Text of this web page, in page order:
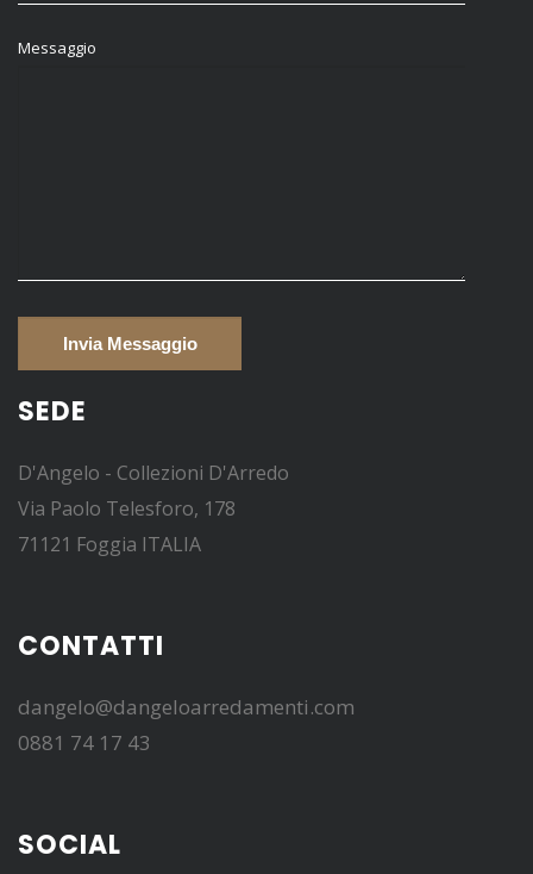
Messaggio
SEDE
D'Angelo - Collezioni D'Arredo
Via Paolo Telesforo, 178
71121 Foggia ITALIA
CONTATTI
dangelo@dangeloarredamenti.com
0881 74 17 43
SOCIAL